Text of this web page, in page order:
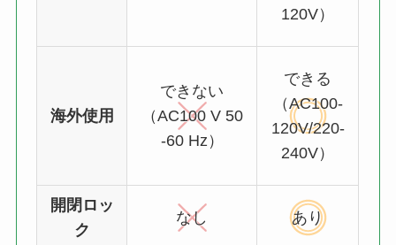
120V）
海外使用
できない
（AC100 V 50
-60 Hz）
できる
（AC100-
120V/220-
240V）
開閉ロッ
ク
なし あり